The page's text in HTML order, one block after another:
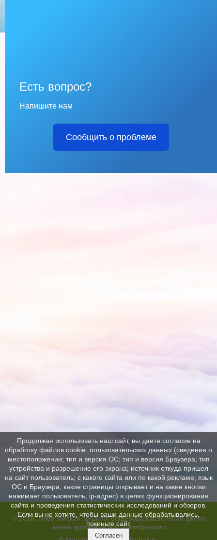
Есть вопрос?
Напишите нам
Сообщить о проблеме
© 2016, Ново-Ямская средняя общеобразовательная школа
имени адмирала Ф.С. Октябрьского
Продолжая использовать наш сайт, вы даете согласие на
обработку файлов cookie, пользовательских данных (сведения о
местоположении; тип и версия ОС; тип и версия Браузера; тип
устройства и разрешение его экрана; источник откуда пришел
на сайт пользователь; с какого сайта или по какой рекламе; язык
ОС и Браузера; какие страницы открывает и на какие кнопки
нажимает пользователь; ip-адрес) в целях функционирования
сайта и проведения статистических исследований и обзоров.
Если вы не хотите, чтобы ваши данные обрабатывались,
покиньте сайт.
Согласен